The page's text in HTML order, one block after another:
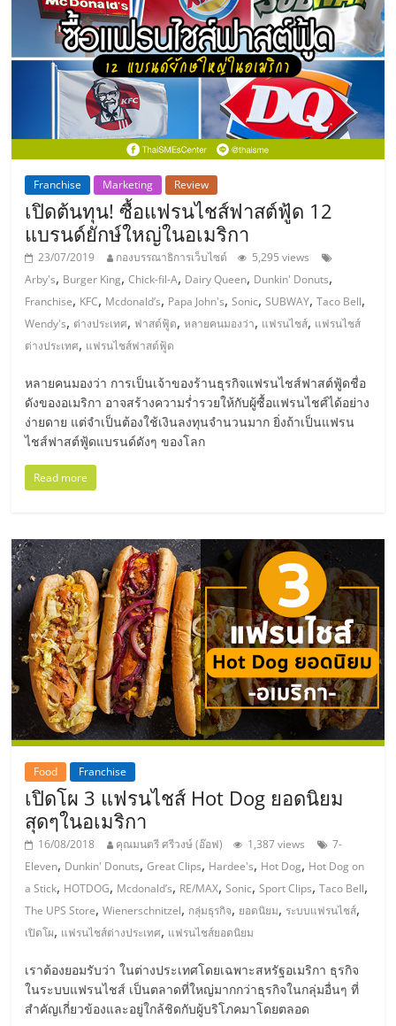
รน
ไชส์
ขาย
หน้า
บ้าน
ลงทุน
น้อย
คืน
ทุน
ไว,
ปรึกษา
การ
ลงทุน
และ
ขยาย
สา
ขา
แฟ
รน
ไชส์,
Franchise Marketing Review
เปิดต้นทุน! ซื้อแฟรนไชส์ฟาสต์ฟู้ด 12
แบรนด์ยักษ์ใหญ่ในอเมริกา
23/07/2019 กองบรรณาธิการเว็บไซต์
5,295 views
Arby's, Burger King,Chick-fil-A, Dairy Queen, Dunkin' Donuts,
Franchise, KFC, Mcdonald’s, Papa John's,Sonic,SUBWAY,Taco Bell,
Wendy's, ต่างประเทศ, ฟาสต์ฟู้ด,หลายคนมองว่า, แฟรนไชส์, แฟรนไชส์
ต่างประเทศ, แฟรนไชส์ฟาสต์ฟู้ด
หลายคนมองว่า การเป็นเจ้าของร้านธุรกิจแฟรนไชส์ฟาสต์ฟู้ดชื่อ
ดังของอเมริกา อาจสร้างความร่ำรวยให้กับผู้ซื้อแฟรนไชศ์ได้อย่าง
ง่ายดาย แต่จำเป็นต้องใช้เงินลงทุนจำนวนมาก ยิ่งถ้าเป็นแฟรน
ไชส์ฟาสต์ฟู้ดแบรนด์ดังๆ ของโลก
Read more
Food Franchise
เปิดโผ 3 แฟรนไชส์ Hot Dog ยอดนิยม
สุดๆในอเมริกา
16/08/2018 คุณมนตรี ศรีวงษ์ (อ๊อฟ) 1,387 views
7-
Eleven, Dunkin' Donuts,Great Clips, Hardee's, Hot Dog, Hot Dog on
a Stick, HOTDOG, Mcdonald’s, RE/MAX,Sonic,Sport Clips,Taco Bell,
The UPS Store,Wienerschnitzel, กลุ่มธุรกิจ, ยอดนิยม, ระบบแฟรนไชส์,
เปิดโผ, แฟรนไชส์ต่างประเทศ, แฟรนไชส์ยอดนิยม
เราต้องยอมรับว่า ในต่างประเทศโดยเฉพาะสหรัฐอเมริกา ธุรกิจ
ในระบบแฟรนไชส์ เป็นตลาดที่ใหญ่มากกว่าธุรกิจในกลุ่มอื่นๆ ที่
สำคัญเกี่ยวข้องและอยู่ใกล้ชิดกับผู้บริโภคมาโดยตลอด